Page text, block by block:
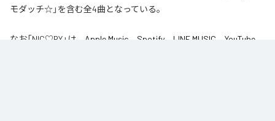
モダッチ☆」を含む全4曲となっている。
なお「NIC♡RY」は、 Apple Music Spotify LINE MUSIC
YouTube